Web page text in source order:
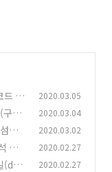
드 유
2020.03.05
구글
2020.03.04
웨
2020.03.02
우
2020.02.27
(dw
2020.02.27